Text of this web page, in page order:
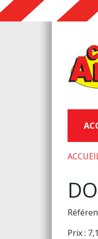
Prix :